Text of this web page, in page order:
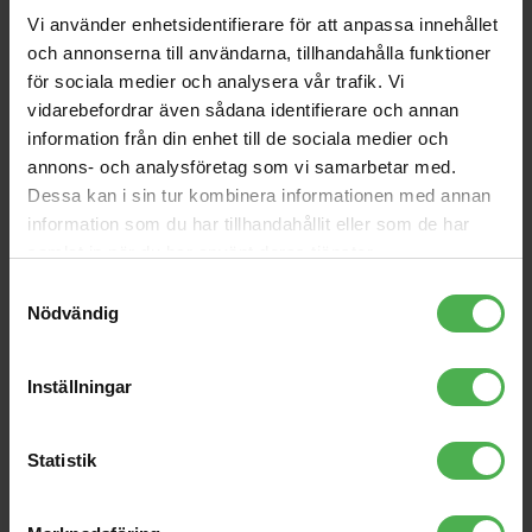
Vi använder enhetsidentifierare för att anpassa innehållet
och annonserna till användarna, tillhandahålla funktioner
för sociala medier och analysera vår trafik. Vi
vidarebefordrar även sådana identifierare och annan
information från din enhet till de sociala medier och
annons- och analysföretag som vi samarbetar med.
Dessa kan i sin tur kombinera informationen med annan
information som du har tillhandahållit eller som de har
Nödvändig
Inställningar
Statistik
Andra som handlade DAP Audio 3.5mm Ma MO > 2 x 3.5mm Fe
MO [XGA14] köpte även
SQ-1
1290 kr
4x6.3mm Ma > 4x6.3mm
Ma 3m
SC2
179 kr
LED FL-201 Flamelight
295 kr
LPH-T
3.5mm Ma MO >
17 kr
3479 kr